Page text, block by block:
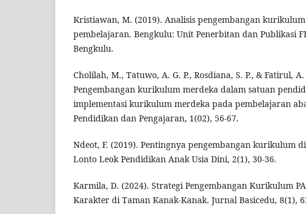
Kristiawan, M. (2019). Analisis pengembangan
pembelajaran. Bengkulu: Unit Penerbitan dan Publikasi
Bengkulu.
Cholilah, M., Tatuwo, A. G. P., Rosdiana, S. P., & Fatirul,
Pengembangan kurikulum merdeka dalam satuan
implementasi kurikulum merdeka pada pembelajaran
Pendidikan dan Pengajaran, 1(02), 56-67.
Ndeot, F. (2019). Pentingnya pengembangan kurikulum
Lonto Leok Pendidikan Anak Usia Dini, 2(1), 30-36.
Karmila, D. (2024). Strategi Pengembangan Kurikulum
Karakter di Taman Kanak-Kanak. Jurnal Basicedu, 8(1),